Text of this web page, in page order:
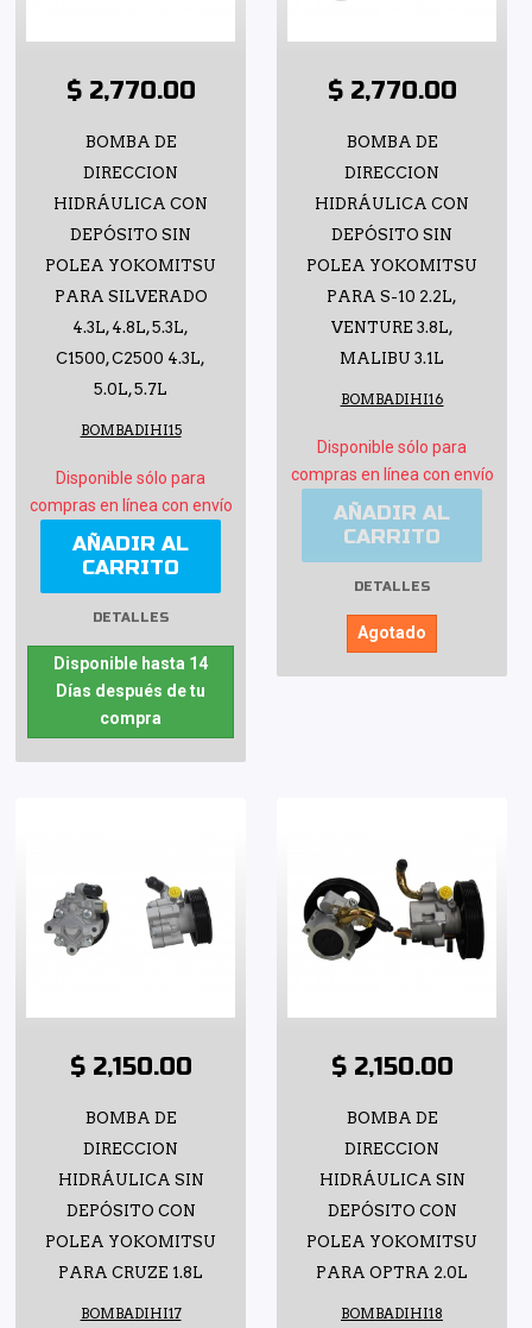
$ 2,770.00
BOMBA DE
DIRECCION
HIDRÁULICA CON
DEPÓSITO SIN
POLEA YOKOMITSU
PARA SILVERADO
4.3L, 4.8L, 5.3L,
C1500, C2500 4.3L,
5.0L, 5.7L
BOMBADIHI15
Disponible sólo para
compras en línea con envío
AÑADIR AL
CARRITO
DETALLES
Disponible hasta 14
Días después de tu
compra
$ 2,770.00
BOMBA DE
DIRECCION
HIDRÁULICA CON
DEPÓSITO SIN
POLEA YOKOMITSU
PARA S-10 2.2L,
VENTURE 3.8L,
MALIBU 3.1L
BOMBADIHI16
Disponible sólo para
compras en línea con envío
AÑADIR AL
CARRITO
DETALLES
Agotado
$ 2,150.00
BOMBA DE
DIRECCION
HIDRÁULICA SIN
DEPÓSITO CON
POLEA YOKOMITSU
PARA CRUZE 1.8L
BOMBADIHI17
$ 2,150.00
BOMBA DE
DIRECCION
HIDRÁULICA SIN
DEPÓSITO CON
POLEA YOKOMITSU
PARA OPTRA 2.0L
BOMBADIHI18